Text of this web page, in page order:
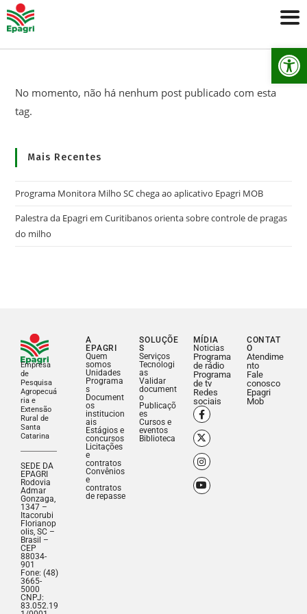
No momento, não há nenhum post publicado com esta
tag.
Mais Recentes
Programa Monitora Milho SC chega ao aplicativo Epagri MOB
Palestra da Epagri em Curitibanos orienta sobre controle de pragas
do milho
Empresa
de
Pesquisa
Agropecuá
ria e
Extensão
Rural de
Santa
Catarina
SEDE DA
EPAGRI
Rodovia
Admar
Gonzaga,
1347 –
Itacorubi
Florianop
olis, SC –
Brasil –
CEP
88034-
901
Fone: (48)
3665-
5000
CNPJ:
83.052.19
A
EPAGRI
Quem
somos
Unidades
Programa
s
Document
os
institucion
ais
Estágios e
concursos
Licitações
e
contratos
Convênios
e
contratos
de repasse
SOLUÇÕE
S
Serviços
Tecnologi
as
Validar
document
o
Publicaçõ
es
Cursos e
eventos
Biblioteca
MÍDIA
Noticias
Programa
de rádio
Programa
de tv
Redes
sociais
CONTAT
O
Atendime
nto
Fale
conosco
Epagri
Mob